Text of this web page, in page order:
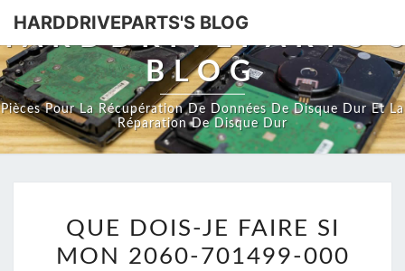
HARDDRIVEPARTS'S BLOG
BLOG
Pièces Pour La Récupération De Données De Disque Dur Et La
Réparation De Disque Dur
DOIS-
JE
QUE DOIS-JE FAIRE SI
MON 2060-701499-000